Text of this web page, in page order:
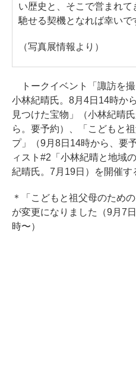
い歴史と、そこで営まれ
馳せる契機となれば幸いで
（写真展情報より）
トークイベント「諏訪を撮
小林紀晴氏。8月4日14時か
見つけた宝物」（小林紀晴
ら。要予約）、「こどもと
プ」（9月8日14時から、要
ィスト#2「小林紀晴と地域
紀晴氏。7月19日）を開催す
＊「こどもと祖父母のため
が変更になりました（9月7
時〜）